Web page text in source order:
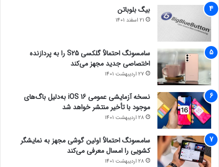
بیگ بلوباتن
21 اسفند 1401
سامسونگ احتمالاً گلکسی S25 را به پردازنده
اختصاصی جدید مجهز می‌کند
27 اردیبهشت 1401
نسخه آزمایشی عمومی iOS 16 به‌دلیل باگ‌های
موجود با تأخیر منتشر خواهد شد
28 اردیبهشت 1401
سامسونگ احتمالاً اولین گوشی مجهز به نمایشگر
کشویی را امسال معرفی می‌کند
28 اردیبهشت 1401